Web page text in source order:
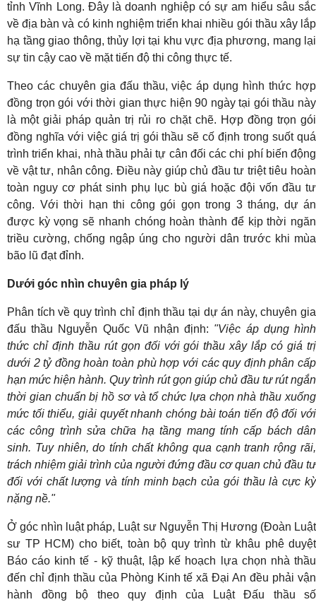
tỉnh Vĩnh Long. Đây là doanh nghiệp có sự am hiểu sâu sắc
về địa bàn và có kinh nghiệm triển khai nhiều gói thầu xây lắp
hạ tầng giao thông, thủy lợi tại khu vực địa phương, mang lại
sự tin cậy cao về mặt tiến độ thi công thực tế.
Theo các chuyên gia đấu thầu, việc áp dụng hình thức hợp
đồng trọn gói với thời gian thực hiện 90 ngày tại gói thầu này
là một giải pháp quản trị rủi ro chặt chẽ. Hợp đồng trọn gói
đồng nghĩa với việc giá trị gói thầu sẽ cố định trong suốt quá
trình triển khai, nhà thầu phải tự cân đối các chi phí biến động
về vật tư, nhân công. Điều này giúp chủ đầu tư triệt tiêu hoàn
toàn nguy cơ phát sinh phụ lục bù giá hoặc đội vốn đầu tư
công. Với thời hạn thi công gói gọn trong 3 tháng, dự án
được kỳ vọng sẽ nhanh chóng hoàn thành để kịp thời ngăn
triều cường, chống ngập úng cho người dân trước khi mùa
bão lũ đạt đỉnh.
Dưới góc nhìn chuyên gia pháp lý
Phân tích về quy trình chỉ định thầu tại dự án này, chuyên gia
đấu thầu Nguyễn Quốc Vũ nhận định: "Việc áp dụng hình
thức chỉ định thầu rút gọn đối với gói thầu xây lắp có giá trị
dưới 2 tỷ đồng hoàn toàn phù hợp với các quy định phân cấp
hạn mức hiện hành. Quy trình rút gọn giúp chủ đầu tư rút ngắn
thời gian chuẩn bị hồ sơ và tổ chức lựa chọn nhà thầu xuống
mức tối thiểu, giải quyết nhanh chóng bài toán tiến độ đối với
các công trình sửa chữa hạ tầng mang tính cấp bách dân
sinh. Tuy nhiên, do tính chất không qua cạnh tranh rộng rãi,
trách nhiệm giải trình của người đứng đầu cơ quan chủ đầu tư
đối với chất lượng và tính minh bạch của gói thầu là cực kỳ
nặng nề."
Ở góc nhìn luật pháp, Luật sư Nguyễn Thị Hương (Đoàn Luật
sư TP HCM) cho biết, toàn bộ quy trình từ khâu phê duyệt
Báo cáo kinh tế - kỹ thuật, lập kế hoạch lựa chọn nhà thầu
đến chỉ định thầu của Phòng Kinh tế xã Đại An đều phải vận
hành đồng bộ theo quy định của Luật Đấu thầu số